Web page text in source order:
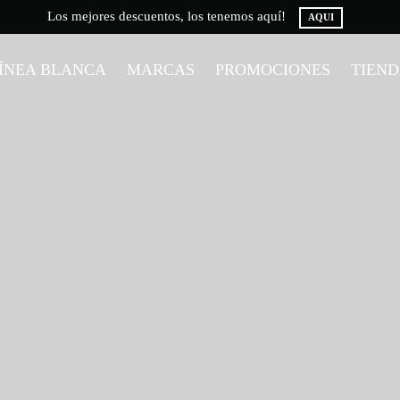
Los mejores descuentos, los tenemos aquí! AQUI
BLANCA MARCAS PROMOCIONES